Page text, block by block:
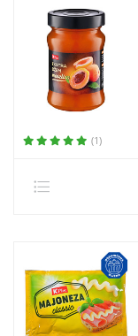
(1)